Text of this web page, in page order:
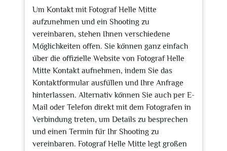
Um Kontakt mit Fotograf Helle Mitte
aufzunehmen und ein Shooting zu
vereinbaren, stehen Ihnen verschiedene
Möglichkeiten offen. Sie können ganz einfach
über die offizielle Website von Fotograf Helle
Mitte Kontakt aufnehmen, indem Sie das
Kontaktformular ausfüllen und Ihre Anfrage
hinterlassen. Alternativ können Sie auch per E-
Mail oder Telefon direkt mit dem Fotografen in
Verbindung treten, um Details zu besprechen
und einen Termin für Ihr Shooting zu
vereinbaren. Fotograf Helle Mitte legt großen